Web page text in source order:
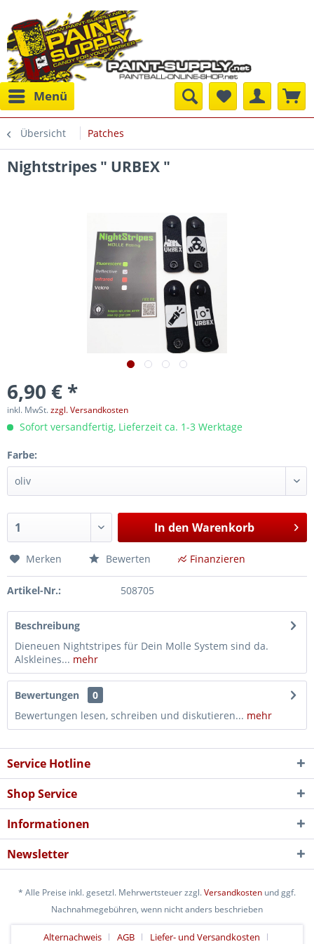
Menü
Übersicht Patches
Nightstripes " URBEX "
6,90 € *
inkl. MwSt.zzgl. Versandkosten
Sofort versandfertig, Lieferzeit ca. 1-3 Werktage
Farbe:
In den Warenkorb
Merken Bewerten Finanzieren
Artikel-Nr.: 508705
Beschreibung
Dieneuen Nightstripes für Dein Molle System sind da.
Alskleines... mehr
Bewertungen
0
Bewertungen lesen, schreiben und diskutieren... mehr
Service Hotline
Shop Service
Informationen
Newsletter
* Alle Preise inkl. gesetzl. Mehrwertsteuer zzgl.Versandkosten und ggf.
Nachnahmegebühren, wenn nicht anders beschrieben
Alternachweis AGB Liefer- und Versandkosten